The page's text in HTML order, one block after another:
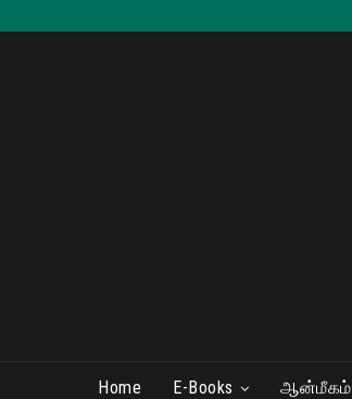
Home E-Books ஆன்மீகம்